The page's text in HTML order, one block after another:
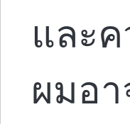
และ
ผมอ